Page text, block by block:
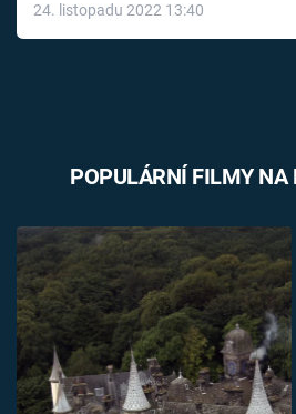
24. listopadu 2022 13:40
POPULÁRNÍ FILMY